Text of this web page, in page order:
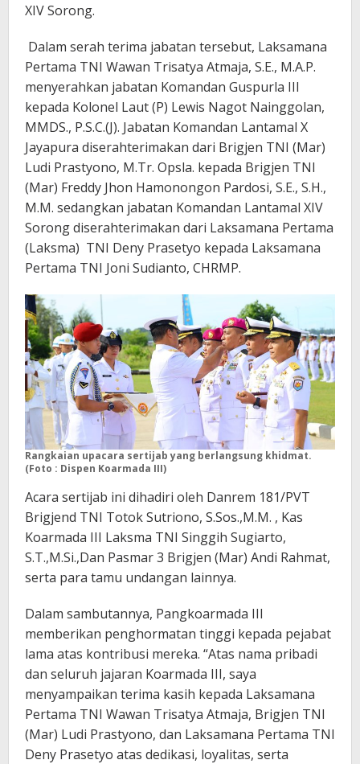
XIV Sorong.
Dalam serah terima jabatan tersebut, Laksamana
Pertama TNI Wawan Trisatya Atmaja, S.E., M.A.P.
menyerahkan jabatan Komandan Guspurla III
kepada Kolonel Laut (P) Lewis Nagot Nainggolan,
MMDS., P.S.C.(J). Jabatan Komandan Lantamal X
Jayapura diserahterimakan dari Brigjen TNI (Mar)
Ludi Prastyono, M.Tr. Opsla. kepada Brigjen TNI
(Mar) Freddy Jhon Hamonongon Pardosi, S.E., S.H.,
M.M. sedangkan jabatan Komandan Lantamal XIV
Sorong diserahterimakan dari Laksamana Pertama
(Laksma) TNI Deny Prasetyo kepada Laksamana
Pertama TNI Joni Sudianto, CHRMP.
Rangkaian upacara sertijab yang berlangsung khidmat.
(Foto : Dispen Koarmada III)
Acara sertijab ini dihadiri oleh Danrem 181/PVT
Brigjend TNI Totok Sutriono, S.Sos.,M.M. , Kas
Koarmada III Laksma TNI Singgih Sugiarto,
S.T.,M.Si.,Dan Pasmar 3 Brigjen (Mar) Andi Rahmat,
serta para tamu undangan lainnya.
Dalam sambutannya, Pangkoarmada III
memberikan penghormatan tinggi kepada pejabat
lama atas kontribusi mereka. “Atas nama pribadi
dan seluruh jajaran Koarmada III, saya
menyampaikan terima kasih kepada Laksamana
Pertama TNI Wawan Trisatya Atmaja, Brigjen TNI
(Mar) Ludi Prastyono, dan Laksamana Pertama TNI
Deny Prasetyo atas dedikasi, loyalitas, serta